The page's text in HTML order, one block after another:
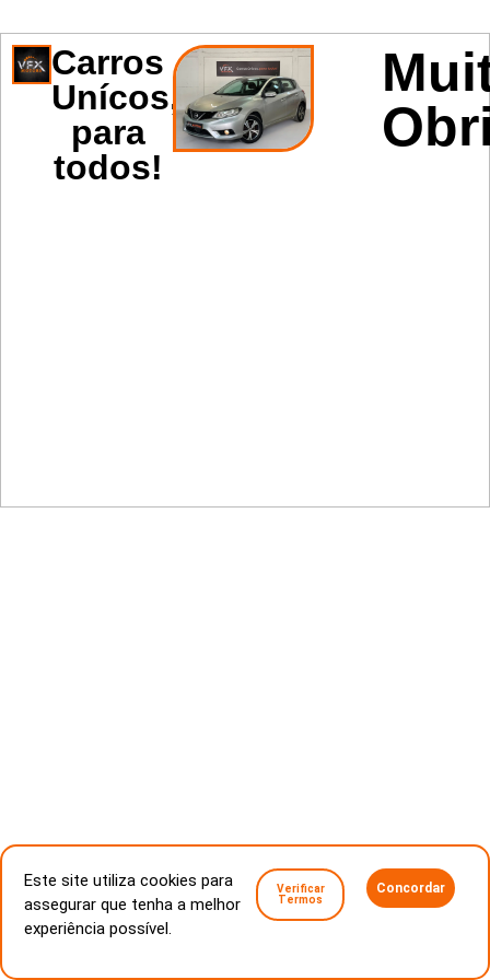
Carros
Unícos,
para
todos!
Este site utiliza cookies para
assegurar que tenha a melhor
experiência possível.
Verificar
Termos
Concordar